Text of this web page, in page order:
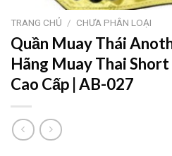
TRANG CHỦ / CHƯA PHÂN LOẠI
Quần Muay Thái
Hãng Muay Thai
Cao Cấp | AB-027